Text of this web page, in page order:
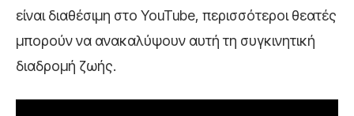
είναι διαθέσιμη στο YouTube, περισσότεροι θεατές
μπορούν να ανακαλύψουν αυτή τη συγκινητική
διαδρομή ζωής.